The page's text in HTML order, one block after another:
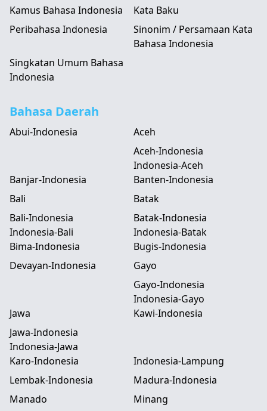
Kamus Bahasa Indonesia
Kata Baku
Peribahasa Indonesia
Sinonim / Persamaan Kata
Bahasa Indonesia
Singkatan Umum Bahasa
Indonesia
Bahasa Daerah
Abui-Indonesia
Aceh
Aceh-Indonesia
Indonesia-Aceh
Banjar-Indonesia
Banten-Indonesia
Bali
Bali-Indonesia
Indonesia-Bali
Batak
Batak-Indonesia
Indonesia-Batak
Bima-Indonesia
Bugis-Indonesia
Devayan-Indonesia
Gayo
Gayo-Indonesia
Indonesia-Gayo
Jawa
Jawa-Indonesia
Indonesia-Jawa
Kawi-Indonesia
Karo-Indonesia
Indonesia-Lampung
Lembak-Indonesia
Madura-Indonesia
Manado
Minang